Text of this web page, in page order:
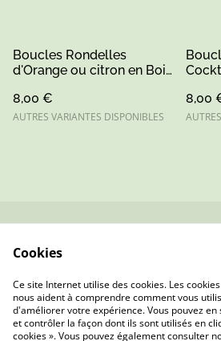
Boucles Rondelles
d'Orange ou citron en Bois
Peinture Main — Le Grand-
Lucé
8,00 €
AUTRES VARIANTES DISPONIBLES
8,00
confidentialité
Cookies
Ce site Internet utilise des cookies. Les
nous aident à comprendre comment vous
d'améliorer votre expérience. Vous pouvez en
et contrôler la façon dont ils sont utilisés en
cookies ». Vous pouvez également consulter